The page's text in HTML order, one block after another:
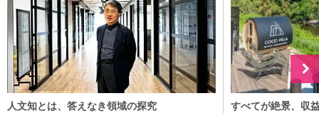
人文知とは、答えなき領域の探究
すべてが絶景、収